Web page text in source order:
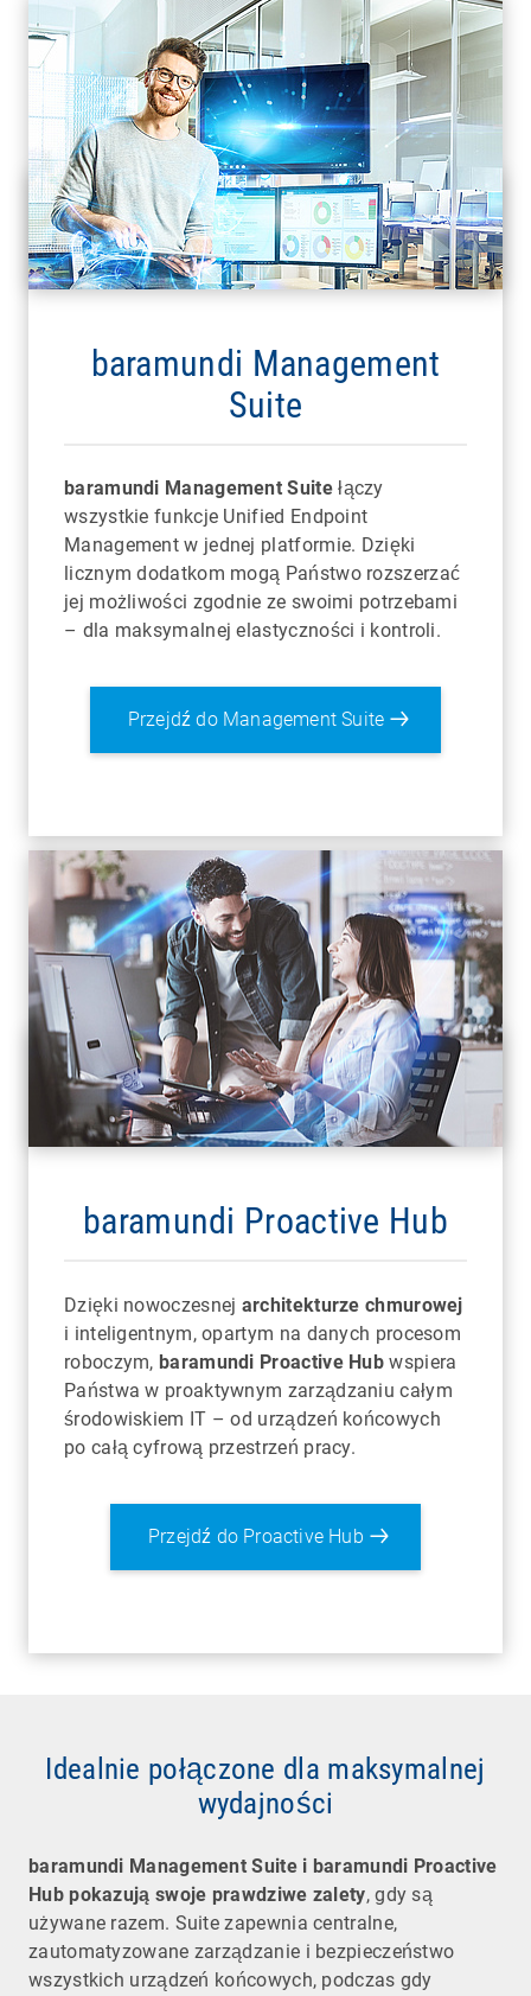
baramundi Management
Suite
baramundi Management Suitełączy
wszystkie funkcje Unified Endpoint
Management w jednej platformie. Dzięki
licznym dodatkom mogą Państwo rozszerzać
jej możliwości zgodnie ze swoimi potrzebami
– dla maksymalnej elastyczności i kontroli.
Przejdź do Management Suite
baramundi Proactive Hub
Dzięki nowoczesnej architekturze chmurowej
i inteligentnym, opartym na danych procesom
roboczym, baramundi Proactive Hub wspiera
Państwa w proaktywnym zarządzaniu całym
środowiskiem IT – od urządzeń końcowych
po całą cyfrową przestrzeń pracy.
Przejdź do Proactive Hub
Idealnie połączone dla maksymalnej
wydajności
baramundi Management Suite i baramundi Proactive
Hub pokazują swoje prawdziwe zalety, gdy są
używane razem. Suite zapewnia centralne,
zautomatyzowane zarządzanie i bezpieczeństwo
wszystkich urządzeń końcowych, podczas gdy